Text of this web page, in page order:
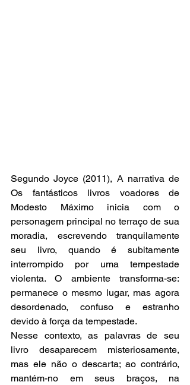
Segundo Joyce (2011), A narrativa de
Os fantásticos livros voadores de
Modesto Máximo inicia com o
personagem principal no terraço de sua
moradia, escrevendo tranquilamente
seu livro, quando é subitamente
interrompido por uma tempestade
violenta. O ambiente transforma-se:
permanece o mesmo lugar, mas agora
desordenado, confuso e estranho
devido à força da tempestade.
Nesse contexto, as palavras de seu
livro desaparecem misteriosamente,
mas ele não o descarta; ao contrário,
mantém-no em seus braços, na